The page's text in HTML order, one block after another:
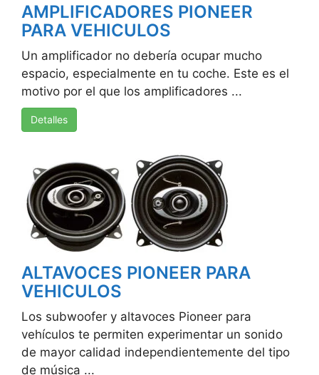
AMPLIFICADORES PIONEER
PARA VEHICULOS
Un amplificador no debería ocupar mucho
espacio, especialmente en tu coche. Este es el
motivo por el que los amplificadores ...
Detalles
ALTAVOCES PIONEER PARA
VEHICULOS
Los subwoofer y altavoces Pioneer para
vehículos te permiten experimentar un sonido
de mayor calidad independientemente del tipo
de música ...